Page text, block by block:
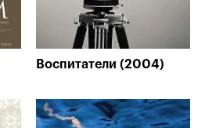
Воспитатели (2004)